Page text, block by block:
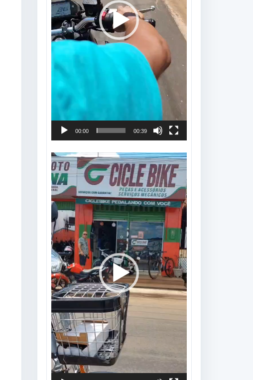
00:00 00:39
Tocador
de
vídeo